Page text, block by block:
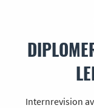
Internrevision